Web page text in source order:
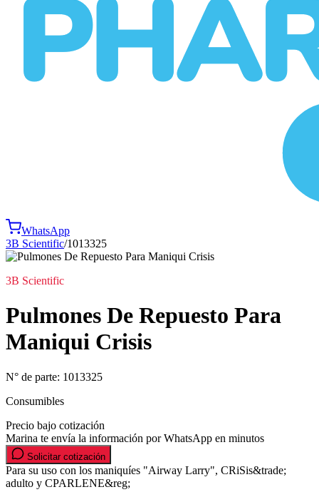
WhatsApp
3B Scientific/1013325
3B Scientific
Pulmones De Repuesto Para
Maniqui Crisis
N° de parte: 1013325
Consumibles
Precio bajo cotización
Marina te envía la información por WhatsApp en minutos
Solicitar cotización
Para su uso con los maniquíes "Airway Larry", CRiSis&trade;
adulto y CPARLENE&reg;